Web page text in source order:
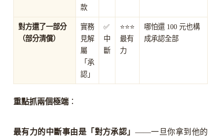
款
對方還了一部分
（部分清償）
實務
見解
屬
「承
認」
✅
中
斷
⭐⭐⭐
最有
力
哪怕還 100 元也構
成承認全部
重點抓兩個極端：
最有力的中斷事由是「對方承認」 ——一旦你拿到他的